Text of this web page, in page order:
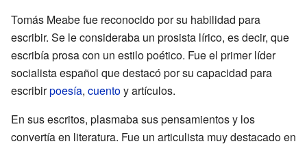
Tomás Meabe fue reconocido por su habilidad para
escribir. Se le consideraba un prosista lírico, es decir, que
escribía prosa con un estilo poético. Fue el primer líder
socialista español que destacó por su capacidad para
escribirpoesía, cuentoy artículos.
En sus escritos, plasmaba sus pensamientos y los
convertía en literatura. Fue un articulista muy destacado en